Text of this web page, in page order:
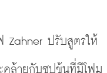
Zahner ปรับสูตรให้
คล้ายกับซุปข้นที่มีโฟม